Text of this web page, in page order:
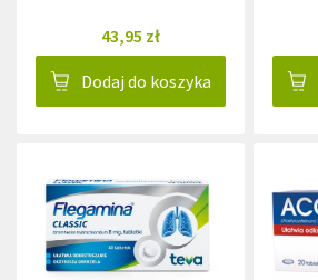
43,95 zł
Dodaj do koszyka